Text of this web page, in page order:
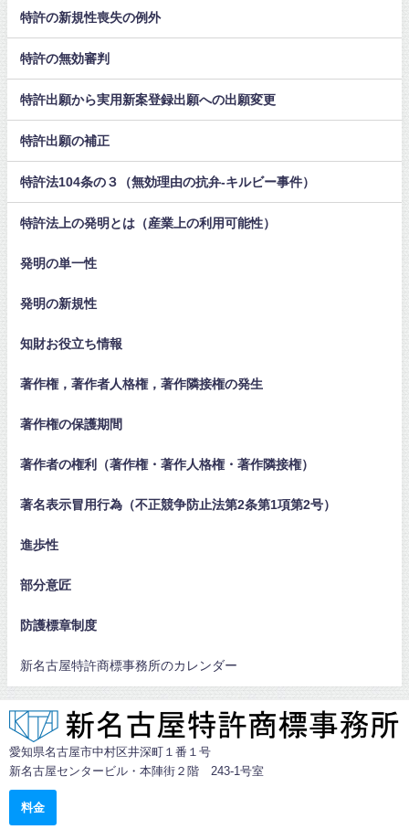
特許の新規性喪失の例外
特許の無効審判
特許出願から実用新案登録出願への出願変更
特許出願の補正
特許法104条の３（無効理由の抗弁-キルビー事件）
特許法上の発明とは（産業上の利用可能性）
発明の単一性
発明の新規性
知財お役立ち情報
著作権，著作者人格権，著作隣接権の発生
著作権の保護期間
著作者の権利（著作権・著作人格権・著作隣接権）
著名表示冒用行為（不正競争防止法第2条第1項第2号）
進歩性
部分意匠
防護標章制度
新名古屋特許商標事務所のカレンダー
愛知県名古屋市中村区井深町１番１号
新名古屋センタービル・本陣街２階 243-1号室
料金